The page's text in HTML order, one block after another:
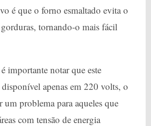
é que o forno esmaltado evita o
tornando-o mais fácil
importante notar que este
apenas em 220 volts, o
um problema para aqueles que
com tensão de energia